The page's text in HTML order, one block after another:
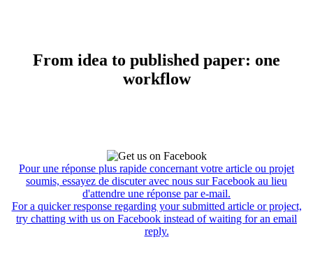
From idea to published paper: one
workflow
Pour une réponse plus rapide concernant votre article ou projet
soumis, essayez de discuter avec nous sur Facebook au lieu
d'attendre une réponse par e-mail.
For a quicker response regarding your submitted article or project,
try chatting with us on Facebook instead of waiting for an email
reply.